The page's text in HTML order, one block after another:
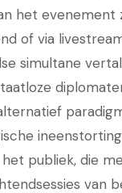
het evenement
of via
simultane
publiek, die
van